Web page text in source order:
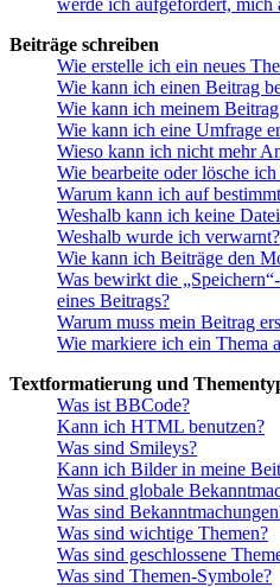
Beiträge schreiben
Wie erstelle ich ein neues
Wie kann ich einen Beitrag
Wie kann ich meinem
Wie kann ich eine Umfrage
Wieso kann ich nicht mehr
Wie bearbeite oder lösche
Warum kann ich auf
Weshalb kann ich keine
Weshalb wurde ich verwarnt?
Wie kann ich Beiträge den
Was bewirkt die
eines Beitrags?
Warum muss mein Beitrag
Wie markiere ich ein Thema
Textformatierung und
Was ist BBCode?
Kann ich HTML benutzen?
Was sind Smileys?
Kann ich Bilder in meine
Was sind globale
Was sind
Was sind wichtige Themen?
Was sind geschlossene
Was sind Themen-Symbole?